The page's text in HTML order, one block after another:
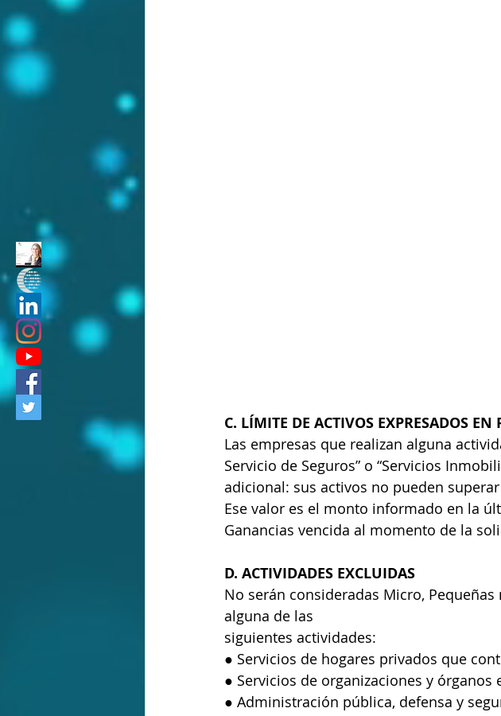
C. LÍMITE DE ACTIVOS EXPRESADOS EN
Las empresas que realizan alguna
Servicio de Seguros” o “Servicios
adicional: sus activos no pueden
Ese valor es el monto informado en la
Ganancias vencida al momento de la
D. ACTIVIDADES EXCLUIDAS
No serán consideradas Micro,
alguna de las
siguientes actividades:
● Servicios de hogares privados que
● Servicios de organizaciones y órganos
● Administración pública, defensa y